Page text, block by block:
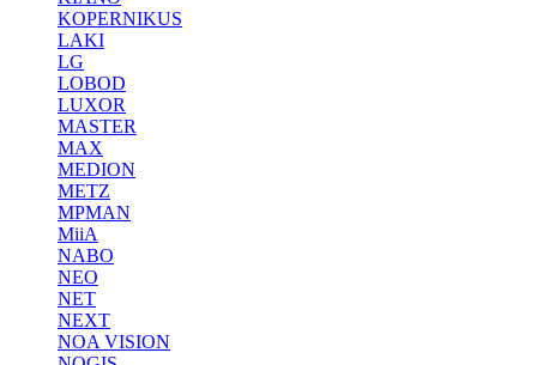
KOPERNIKUS
LAKI
LG
LOBOD
LUXOR
MASTER
MAX
MEDION
METZ
MPMAN
MiiA
NABO
NEO
NET
NEXT
NOA VISION